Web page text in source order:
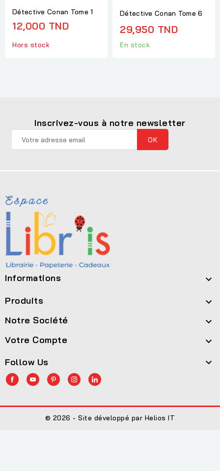
Détective Conan Tome 1
12,000 TND
Hors stock
Détective Conan Tome 6
29,950 TND
En stock
Inscrivez-vous à notre newsletter
Informations 
Produits 
Notre Société 
Votre Compte 
Follow Us 
© 2026 - Site développé par Helios IT